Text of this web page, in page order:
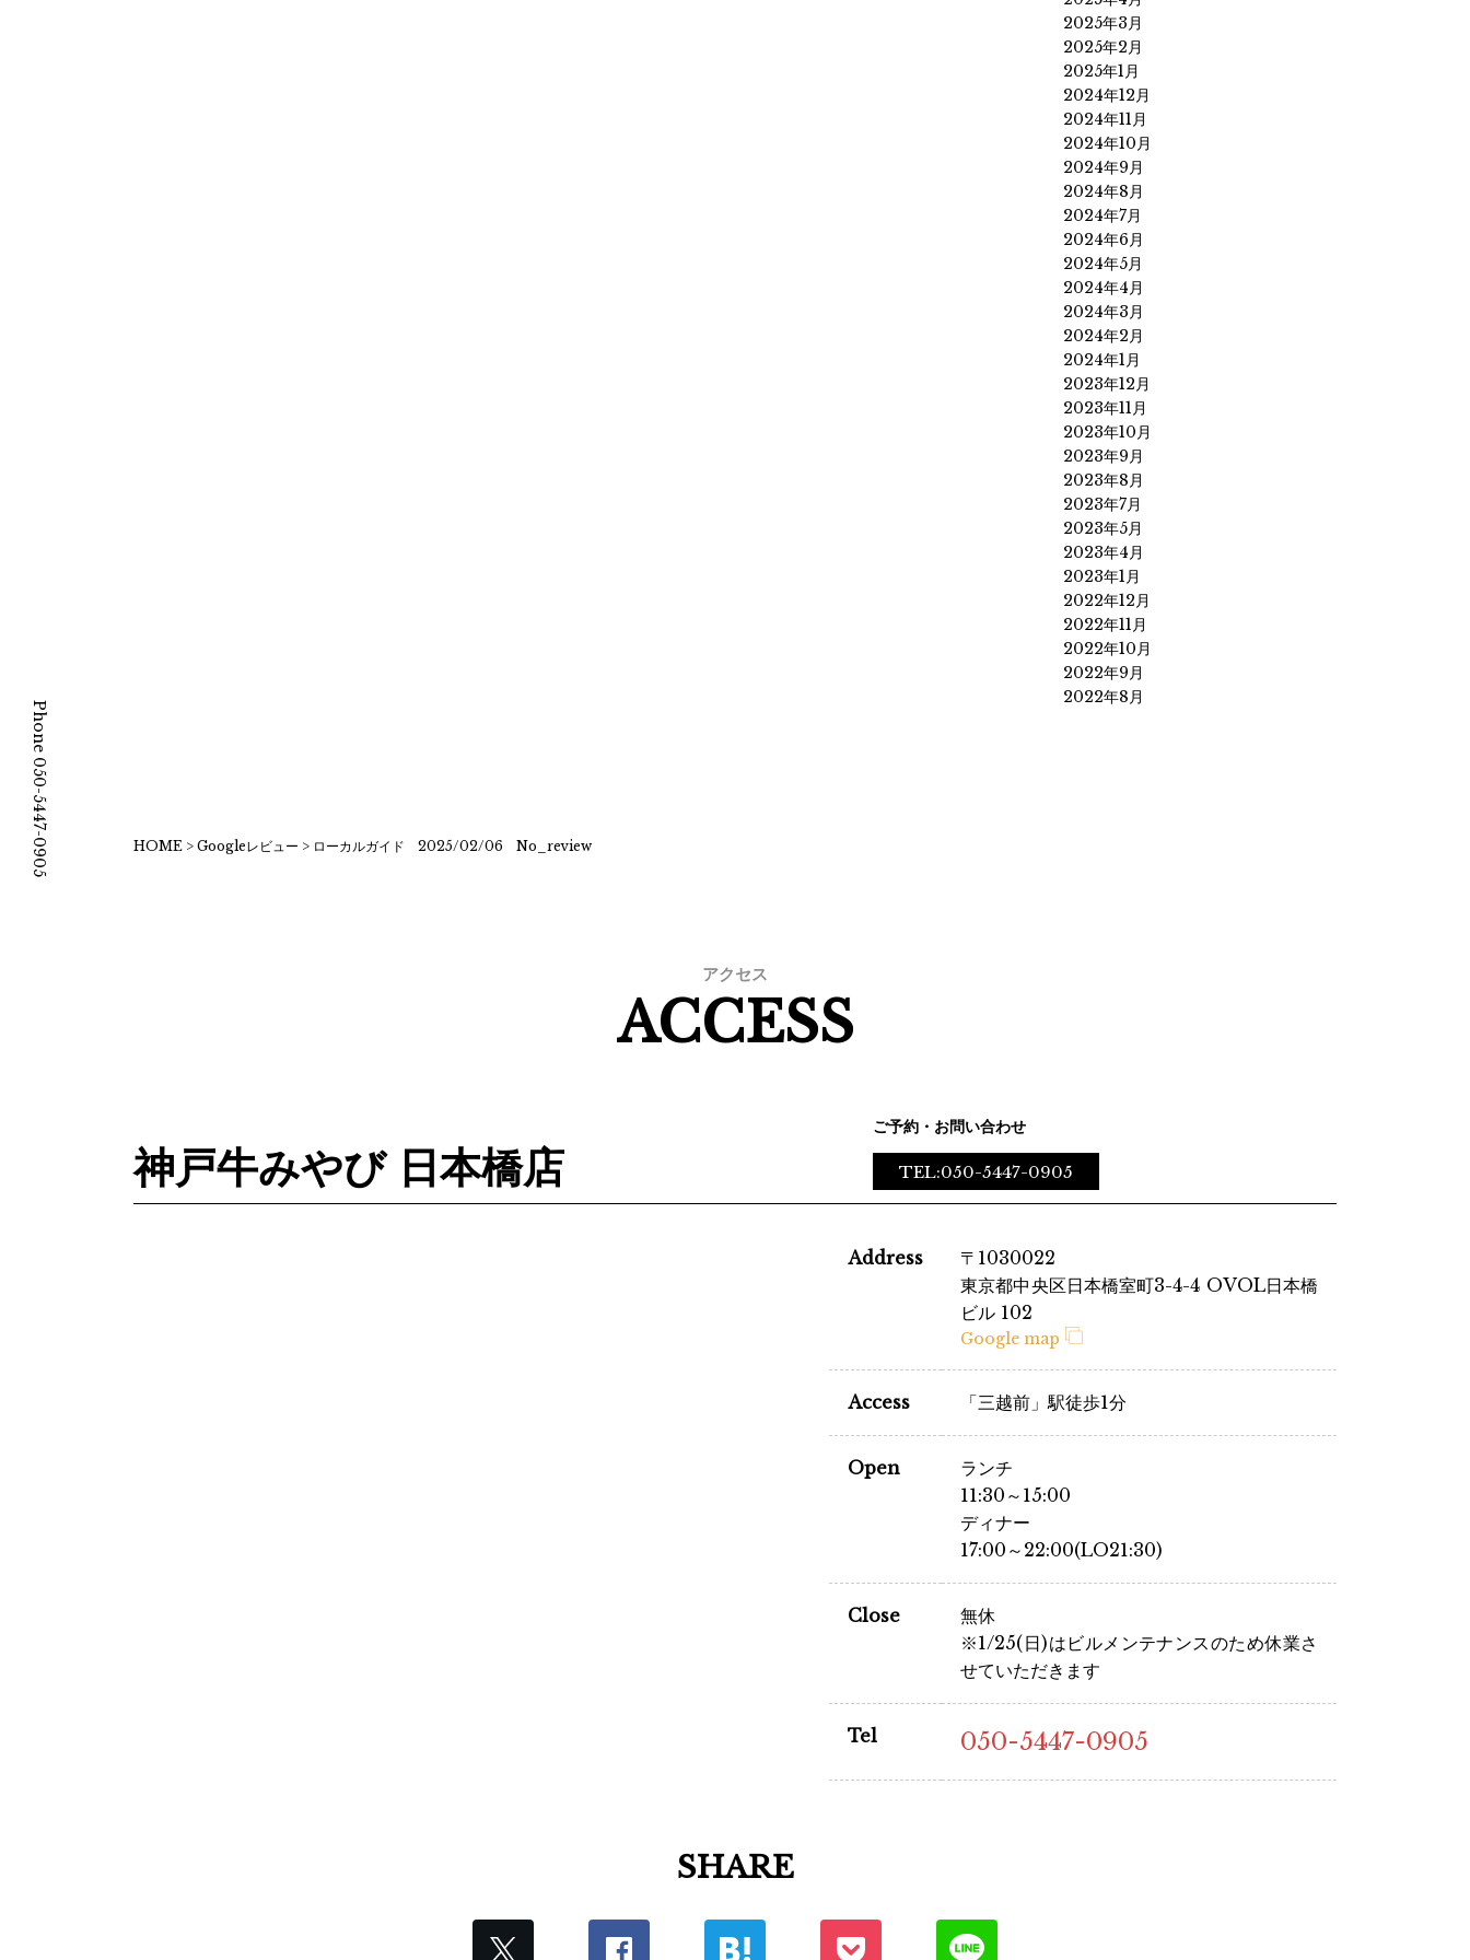
2025年3月
2025年2月
2025年1月
2024年12月
2024年11月
2024年10月
2024年9月
2024年8月
2024年7月
2024年6月
2024年5月
2024年4月
2024年3月
2024年2月
2024年1月
2023年12月
2023年11月
2023年10月
2023年9月
2023年8月
2023年7月
2023年5月
2023年4月
2023年1月
2022年12月
2022年11月
2022年10月
2022年9月
2022年8月
HOME > Googleレビュー > ローカルガイド 2025/02/06 No_review
アクセス
ACCESS
神戸牛みやび 日本橋店
ご予約・お問い合わせ
TEL:050-5447-0905
Address
〒1030022
東京都中央区日本橋室町3-4-4 OVOL日本橋
ビル 102
Google map
Access 「三越前」駅徒歩1分
Open
ランチ
11:30～15:00
ディナー
17:00～22:00(LO21:30)
Close
無休
※1/25(日)はビルメンテナンスのため休業さ
せていただきます
Tel 050-5447-0905
SHARE
Phone 050-5447-0905